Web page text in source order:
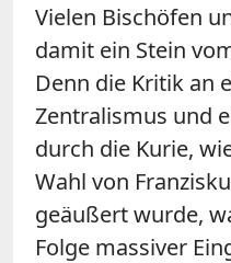
Vielen Bischöfen
damit ein Stein
Denn die Kritik an
Zentralismus und
durch die Kurie,
Wahl von
geäußert wurde,
Folge massiver